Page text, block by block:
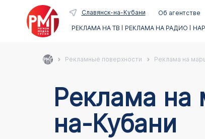
Славянск-на-Кубани Об агентстве
РЕКЛАМА НА ТВ
РЕКЛАМА НА РАДИО
Рекламные поверхности Реклама на
Реклама на
на-Кубани